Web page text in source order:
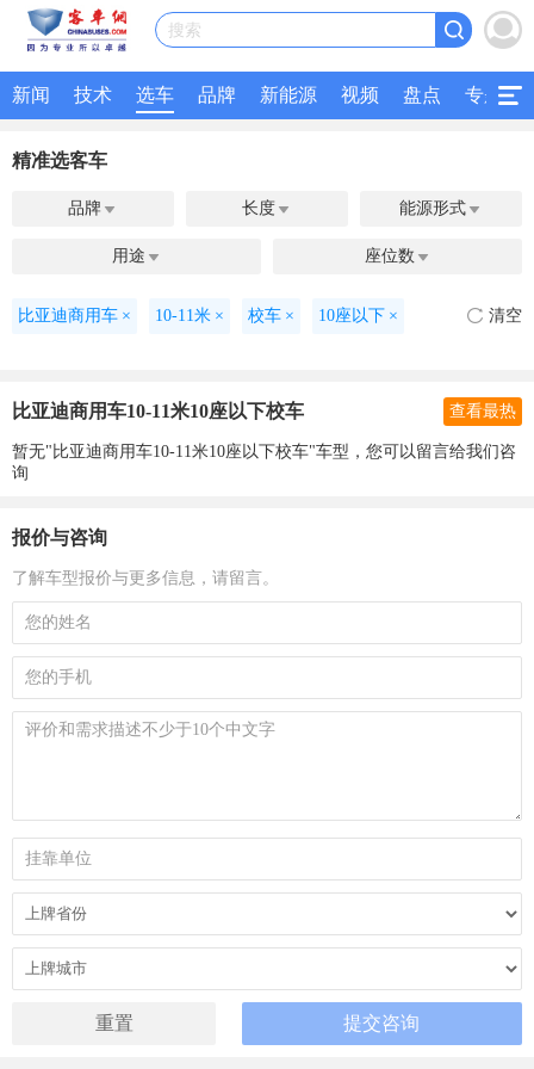
搜索
新闻 技术 选车 品牌 新能源 视频 盘点 专题
精准选客车
品牌  长度  能源形式 
用途  座位数 
比亚迪商用车 × 10-11米 × 校车 × 10座以下 × 清空
比亚迪商用车10-11米10座以下校车 查看最热
暂无"比亚迪商用车10-11米10座以下校车"车型，您可以留言给我们咨
询
报价与咨询
了解车型报价与更多信息，请留言。